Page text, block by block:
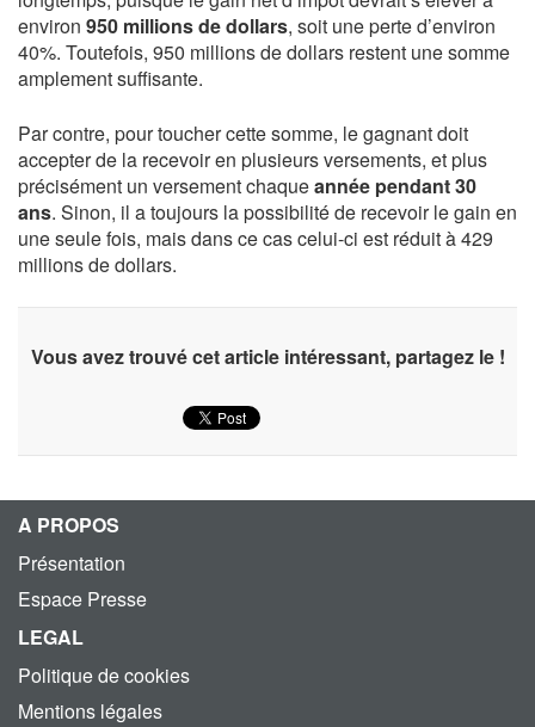
environ 950 millions de dollars, soit une perte d’environ
40%. Toutefois, 950 millions de dollars restent une somme
amplement suffisante.
Par contre, pour toucher cette somme, le gagnant doit
accepter de la recevoir en plusieurs versements, et plus
précisément un versement chaqueannée pendant 30
ans. Sinon, il a toujours la possibilité de recevoir le gain en
une seule fois, mais dans ce cas celui-ci est réduit à 429
millions de dollars.
Vous avez trouvé cet article intéressant, partagez le !
A PROPOS
Présentation
Espace Presse
LEGAL
Politique de cookies
Mentions légales